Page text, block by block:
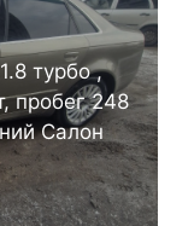
турбо ,
пробег 248
Салон